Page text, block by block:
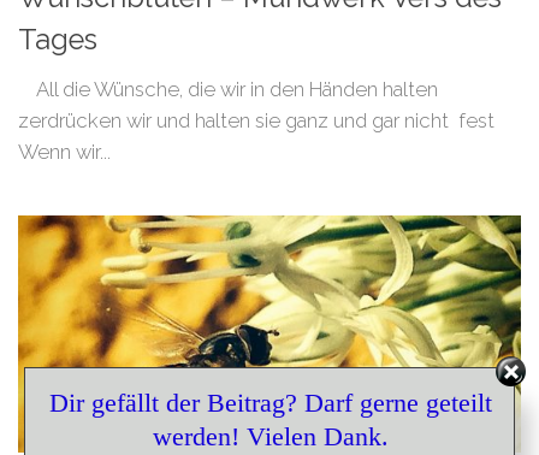
Tages
All die Wünsche, die wir in den Händen halten
zerdrücken wir und halten sie ganz und gar nicht fest
Wenn wir...
Dir gefällt der Beitrag? Darf gerne geteilt
werden! Vielen Dank.
Set Youtube Channel ID